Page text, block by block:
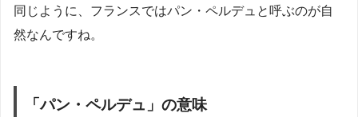
同じように、フランスではパン・ペルデュと呼ぶのが自
然なんですね。
「パン・ペルデュ」の意味